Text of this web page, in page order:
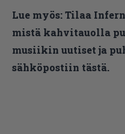
Lue myös:Tilaa
mistä kahvitauolla
musiikin uutiset ja
sähköpostiin tästä.